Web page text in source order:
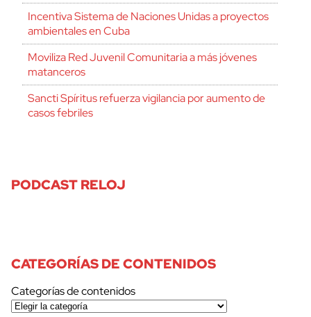
Incentiva Sistema de Naciones Unidas a proyectos
ambientales en Cuba
Moviliza Red Juvenil Comunitaria a más jóvenes
matanceros
Sancti Spíritus refuerza vigilancia por aumento de
casos febriles
PODCAST RELOJ
CATEGORÍAS DE CONTENIDOS
Categorías de contenidos